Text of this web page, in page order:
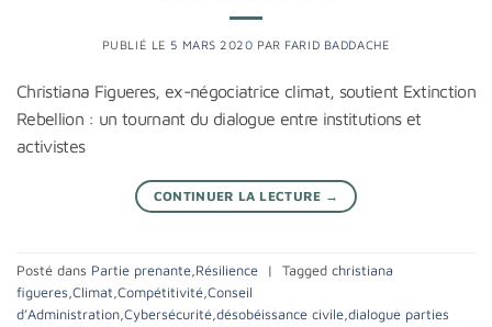
PUBLIÉ LE 5 MARS 2020 PAR FARID BADDACHE
Christiana Figueres, ex-négociatrice climat, soutient Extinction
Rebellion : un tournant du dialogue entre institutions et
activistes
CONTINUER LA LECTURE →
Posté dans Partie prenante,Résilience | Tagged christiana
figueres,Climat,Compétitivité,Conseil
d’Administration,Cybersécurité,désobéissance civile,dialogue parties